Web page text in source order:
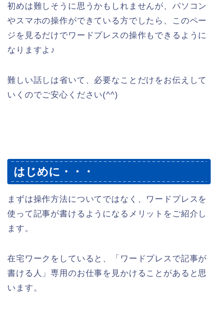
初めは難しそうに思うかもしれませんが、パソコン
やスマホの操作ができている方でしたら、このペー
ジを見るだけでワードプレスの操作もできるように
なりますよ♪
難しい話しは省いて、必要なことだけをお伝えして
いくのでご安心ください(^^)
はじめに・・・
まずは操作方法についてではなく、ワードプレスを
使って記事が書けるようになるメリットをご紹介し
ます。
在宅ワークをしていると、「ワードプレスで記事が
書ける人」専用のお仕事を見かけることがあると思
います。